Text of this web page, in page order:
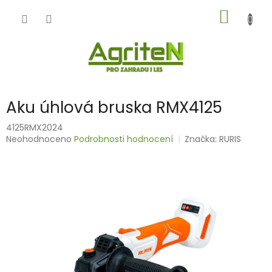
KOŠÍK
Aku úhlová bruska RMX4125
4125RMX2024
Průměrné
Neohodnoceno Podrobnosti hodnocení Značka:RURIS